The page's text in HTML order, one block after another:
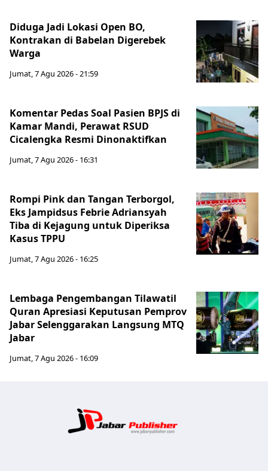
Diduga Jadi Lokasi Open BO,
Kontrakan di Babelan Digerebek
Warga
Jumat, 7 Agu 2026 - 21:59
Komentar Pedas Soal Pasien BPJS di
Kamar Mandi, Perawat RSUD
Cicalengka Resmi Dinonaktifkan
Jumat, 7 Agu 2026 - 16:31
Rompi Pink dan Tangan Terborgol,
Eks Jampidsus Febrie Adriansyah
Tiba di Kejagung untuk Diperiksa
Kasus TPPU
Jumat, 7 Agu 2026 - 16:25
Lembaga Pengembangan Tilawatil
Quran Apresiasi Keputusan Pemprov
Jabar Selenggarakan Langsung MTQ
Jabar
Jumat, 7 Agu 2026 - 16:09